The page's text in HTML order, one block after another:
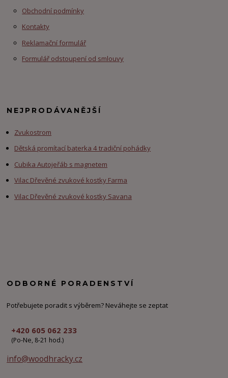
Obchodní podmínky
Kontakty
Reklamační formulář
Formulář odstoupení od smlouvy
NEJPRODÁVANĚJŠÍ
Zvukostrom
Dětská promítací baterka 4 tradiční pohádky
Cubika Autojeřáb s magnetem
Vilac Dřevěné zvukové kostky Farma
Vilac Dřevěné zvukové kostky Savana
ODBORNÉ PORADENSTVÍ
Potřebujete poradit s výběrem? Neváhejte se zeptat
+420 605 062 233
(Po-Ne, 8-21 hod.)
info@woodhracky.cz